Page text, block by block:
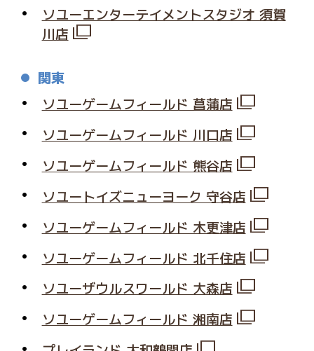
ソユーエンターテイメントスタジオ 須賀
川店
関東
ソユーゲームフィールド 菖蒲店
ソユーゲームフィールド 川口店
ソユーゲームフィールド 熊谷店
ソユートイズニューヨーク 守谷店
ソユーゲームフィールド 木更津店
ソユーゲームフィールド 北千住店
ソユーザウルスワールド 大森店
ソユーゲームフィールド 湘南店